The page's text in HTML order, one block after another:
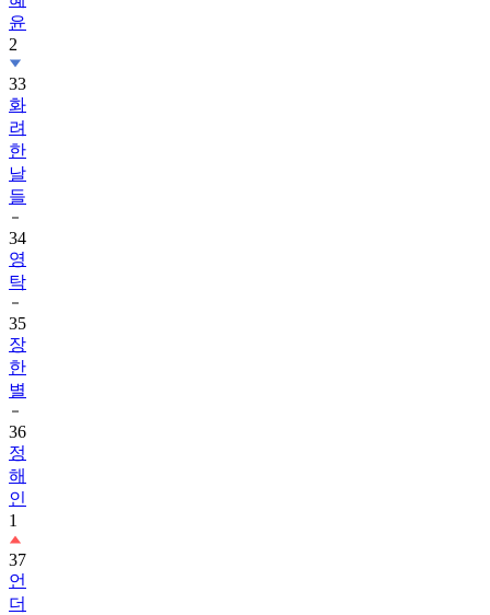
윤
2
33
화
려
한
날
들
34
영
탁
35
장
한
별
36
정
해
인
1
37
언
더